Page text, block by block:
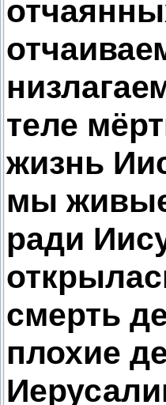
теле
жизнь
мы живые
ради
смерть
плохие